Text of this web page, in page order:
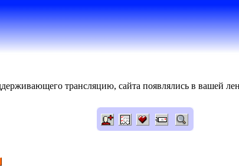
трансляцию, сайта появлялись в вашей